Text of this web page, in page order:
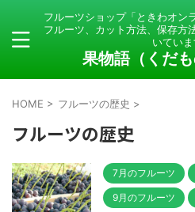
フルーツショップ「ときわオン
フルーツ、カット方法、保存方
いてい
果物語（くだも
HOME > フルーツの歴史 >
フルーツの歴史
7月のフルーツ
9月のフルーツ